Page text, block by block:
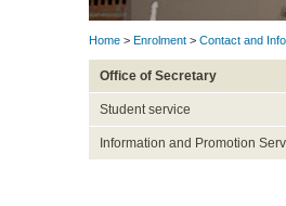
Home > Enrolment > Contact and
Office of Secretary
Student service
Information and Promotion